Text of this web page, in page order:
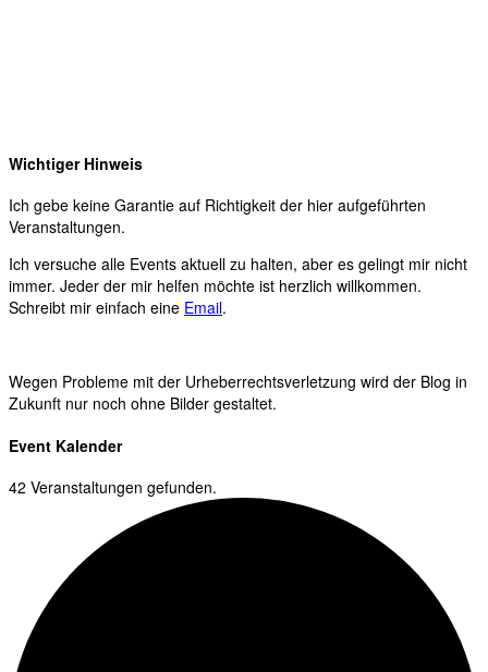
Wichtiger Hinweis
Ich gebe keine Garantie auf Richtigkeit der hier aufgeführten
Veranstaltungen.
Ich versuche alle Events aktuell zu halten, aber es gelingt mir nicht
immer. Jeder der mir helfen möchte ist herzlich willkommen.
Schreibt mir einfach eine Email.
Wegen Probleme mit der Urheberrechtsverletzung wird der Blog in
Zukunft nur noch ohne Bilder gestaltet.
Event Kalender
42 Veranstaltungen gefunden.